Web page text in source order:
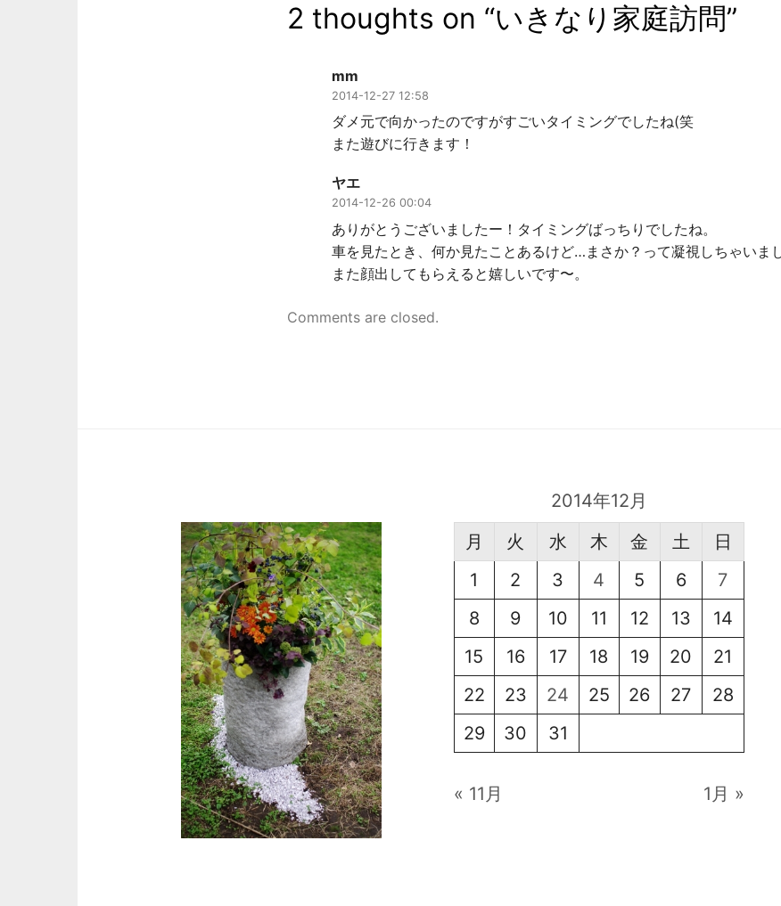
シ
2 thoughts on “いきなり家庭訪問”
mm
2014-12-27 12:58
ダメ元で向かったのですがすごいタイミングでしたね(笑
また遊びに行きます！
ヤエ
2014-12-26 00:04
ありがとうございましたー！タイミングばっちりでしたね。
車を見たとき、何か見たことあるけど…まさか？って凝視しちゃいま
また顔出してもらえると嬉しいです〜。
Comments are closed.
2014年12月
月
火 水 木 金 土
日
1
2 3 4 5 6
7
8
9 10 11 12 13
14
15
16 17 18 19 20
21
22
23 24 25 26 27
28
29
30 31
« 11月 1月 »